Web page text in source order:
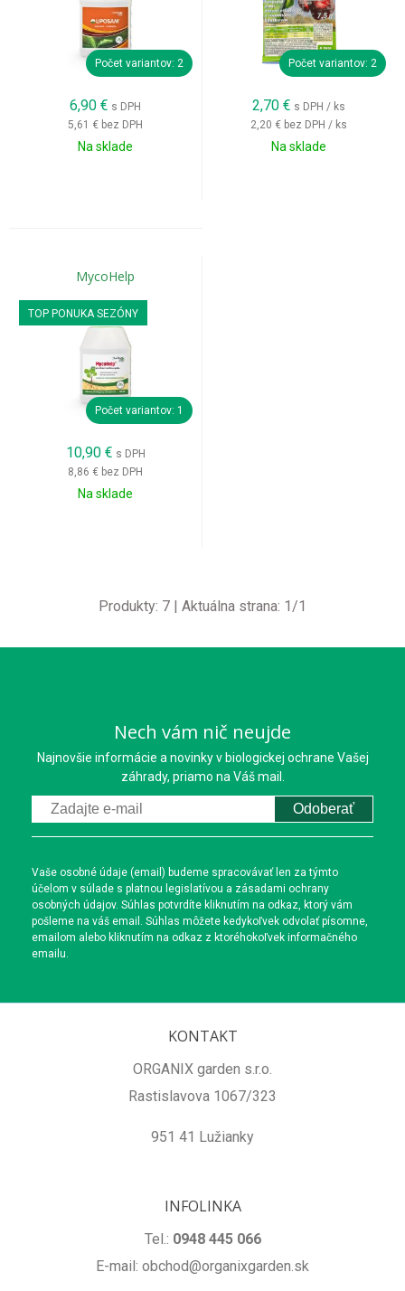
Počet variantov: 2
6,90 € s DPH
5,61 € bez DPH
Na sklade
Počet variantov: 2
2,70 € s DPH / ks
2,20 € bez DPH / ks
Na sklade
MycoHelp
TOP PONUKA SEZÓNY
Počet variantov: 1
10,90 € s DPH
8,86 € bez DPH
Na sklade
Produkty: 7 | Aktuálna strana: 1/1
Nech vám nič neujde
Najnovšie informácie a novinky v biologickej ochrane Vašej
záhrady, priamo na Váš mail.
Odoberať
Vaše osobné údaje (email) budeme spracovávať len za týmto
účelom v súlade s platnou legislatívou a zásadami ochrany
osobných údajov. Súhlas potvrdíte kliknutím na odkaz, ktorý vám
pošleme na váš email. Súhlas môžete kedykoľvek odvolať písomne,
emailom alebo kliknutím na odkaz z ktoréhokoľvek informačného
emailu.
KONTAKT
ORGANIX garden s.r.o.
Rastislavova 1067/323
951 41 Lužianky
INFOLINKA
Tel.: 0948 445 066
E-mail: obchod@organixgarden.sk